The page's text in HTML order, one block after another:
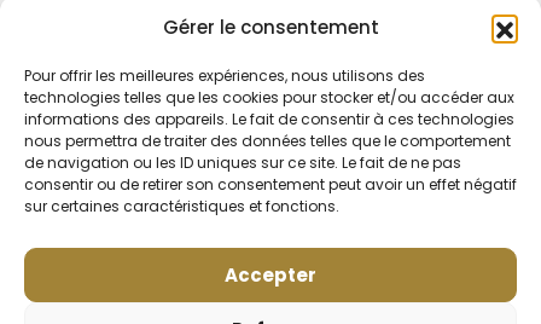
Gérer le consentement
Pour offrir les meilleures expériences, nous utilisons des
technologies telles que les cookies pour stocker et/ou accéder aux
informations des appareils. Le fait de consentir à ces technologies
nous permettra de traiter des données telles que le comportement
de navigation ou les ID uniques sur ce site. Le fait de ne pas
consentir ou de retirer son consentement peut avoir un effet négatif
sur certaines caractéristiques et fonctions.
Accepter
OUVERT TOUS LES JOURS
Voir nos horaires
MENTIONS LÉGALES
POLITIQUE DE CONFIDENTIALITÉ